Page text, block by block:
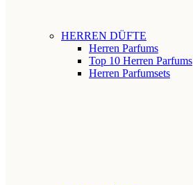
HERREN DÜFTE
Herren Parfums
Top 10 Herren Parfums
Herren Parfumsets